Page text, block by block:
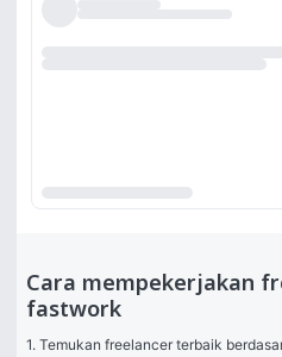
Cara mempekerjakan
fastwork
1. Temukan freelancer terbaik